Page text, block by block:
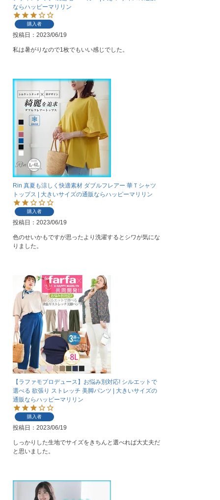
ならハッピーマリリン
購入者
投稿日 2023/06/19
私は暑がりなので1枚でもいい感じでした。
Rin 真夏も涼しく快適素材 ダブルフレアー 華Ｔシャツ
トップス | 大きいサイズの通販ならハッピーマリリン
購入者
投稿日 2023/06/19
色のせいかもですが思ったより洗濯するとシワが気にな
りました。
【ラファモプロデュース】お悩み別対応! シルエットで
選べる 欲張り ストレッチ 美脚パンツ | 大きいサイズの
通販ならハッピーマリリン
購入者
投稿日 2023/06/19
しっかりした生地でサイズをきちんと選べれば大丈夫だ
と思いました。